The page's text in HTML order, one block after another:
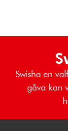
Swisha en
gåva kan